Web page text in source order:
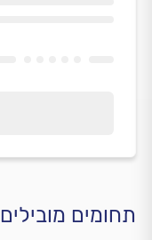
תחומים מובילים